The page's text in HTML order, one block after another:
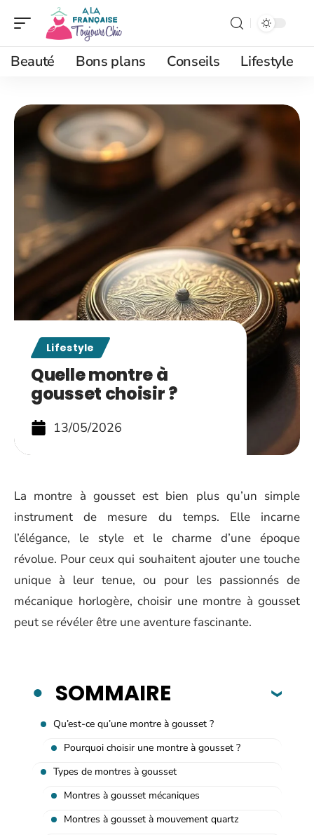
Beauté Bons plans Conseils Lifestyle
Lifestyle
Quelle montre à
gousset choisir ?
13/05/2026
La montre à gousset est bien plus qu’un simple
instrument de mesure du temps. Elle incarne
l’élégance, le style et le charme d’une époque
révolue. Pour ceux qui souhaitent ajouter une touche
unique à leur tenue, ou pour les passionnés de
mécanique horlogère, choisir une montre à gousset
peut se révéler être une aventure fascinante.
SOMMAIRE
Qu’est-ce qu’une montre à gousset ?
Pourquoi choisir une montre à gousset ?
Types de montres à gousset
Montres à gousset mécaniques
Montres à gousset à mouvement quartz